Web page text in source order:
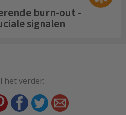
burn-out -
signalen
het verder: